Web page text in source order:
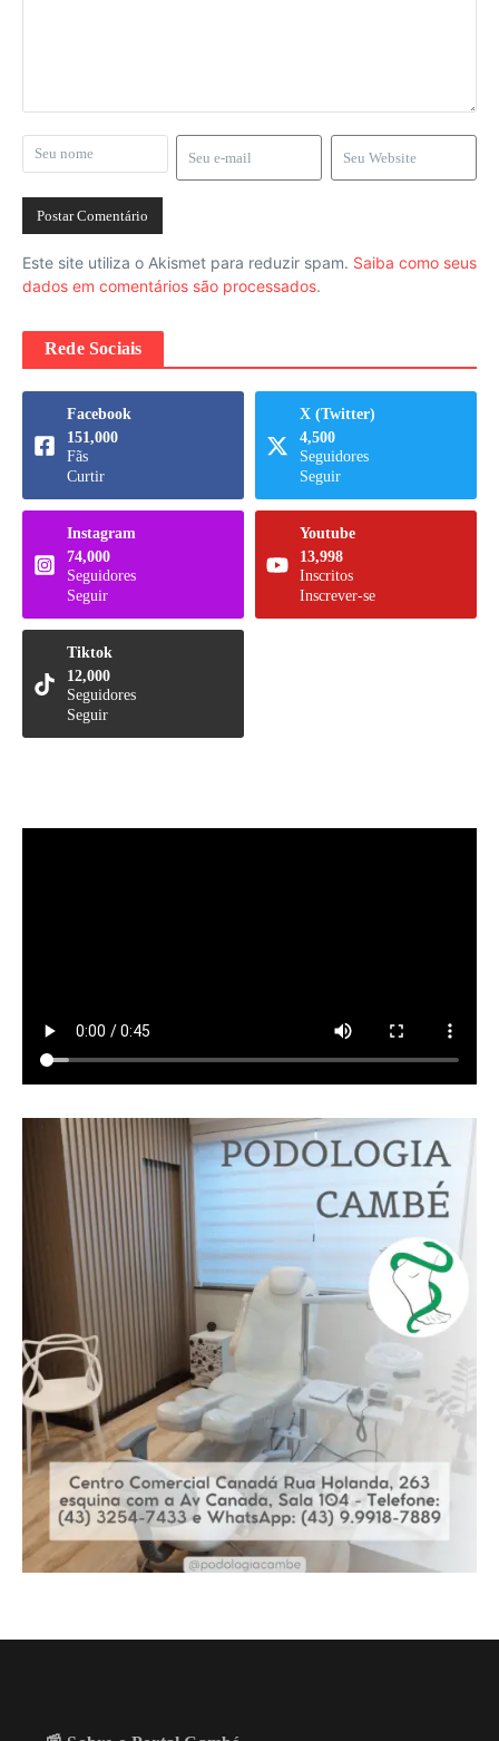
Este site utiliza o Akismet para reduzir spam. Saiba como seus
dados em comentários são processados.
Rede Sociais
Facebook
151,000
Fãs
Curtir
X (Twitter)
4,500
Seguidores
Seguir
Instagram
74,000
Seguidores
Seguir
Youtube
13,998
Inscritos
Inscrever-se
Tiktok
12,000
Seguidores
Seguir